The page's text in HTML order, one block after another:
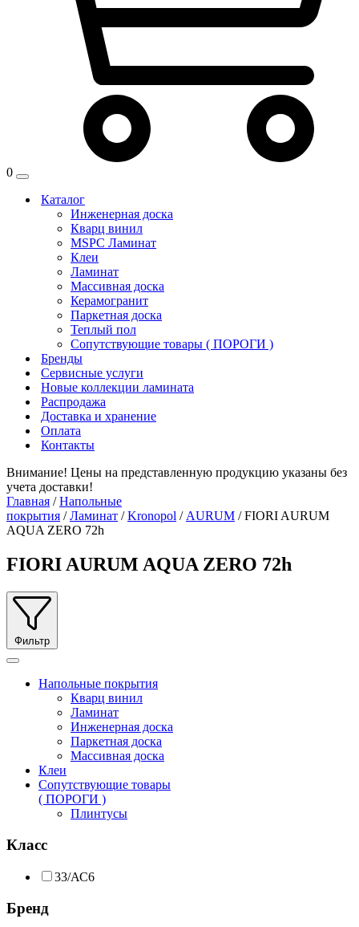
0
Каталог
Инженерная доска
Кварц винил
MSPC Ламинат
Клеи
Ламинат
Массивная доска
Керамогранит
Паркетная доска
Теплый пол
Сопутствующие товары ( ПОРОГИ )
Бренды
Сервисные услуги
Новые коллекции ламината
Распродажа
Доставка и хранение
Оплата
Контакты
Внимание! Цены на представленную продукцию указаны без
учета доставки!
Главная /Напольные
покрытия /Ламинат /Kronopol / AURUM / FIORI AURUM
AQUA ZERO 72h
FIORI AURUM AQUA ZERO 72h
Фильтр
Напольные покрытия
Кварц винил
Ламинат
Инженерная доска
Паркетная доска
Массивная доска
Клеи
Сопутствующие товары
( ПОРОГИ )
Плинтусы
Класс
33/АС6
Бренд